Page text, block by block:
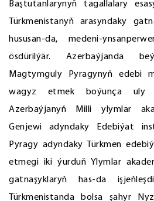
Baştutanlarynyň tagallalary
Türkmenistanyň arasyndaky
hususan-da, medeni-
ösdürilýär. Azerbaýjanda
Magtymguly Pyragynyň edebi
wagyz etmek boýunça uly
Azerbaýjanyň Milli ylymlar
Genjewi adyndaky Edebiýat
Pyragy adyndaky Türkmen
etmegi iki ýurduň Ylymlar
gatnaşyklaryň has-da
Türkmenistanda bolsa şahyr